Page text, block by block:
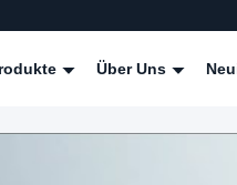
Über Uns